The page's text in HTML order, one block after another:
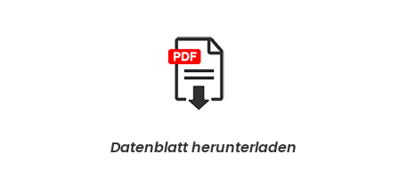
Datenblatt herunterladen